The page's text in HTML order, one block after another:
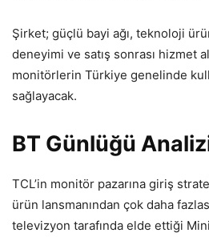
Şirket; güçlü bayi ağı, teknoloji
deneyimi ve satış sonrası hizmet
monitörlerin Türkiye genelinde
sağlayacak.
BT Günlüğü
TCL’in monitör pazarına giriş
ürün lansmanından çok daha
televizyon tarafında elde ettiği